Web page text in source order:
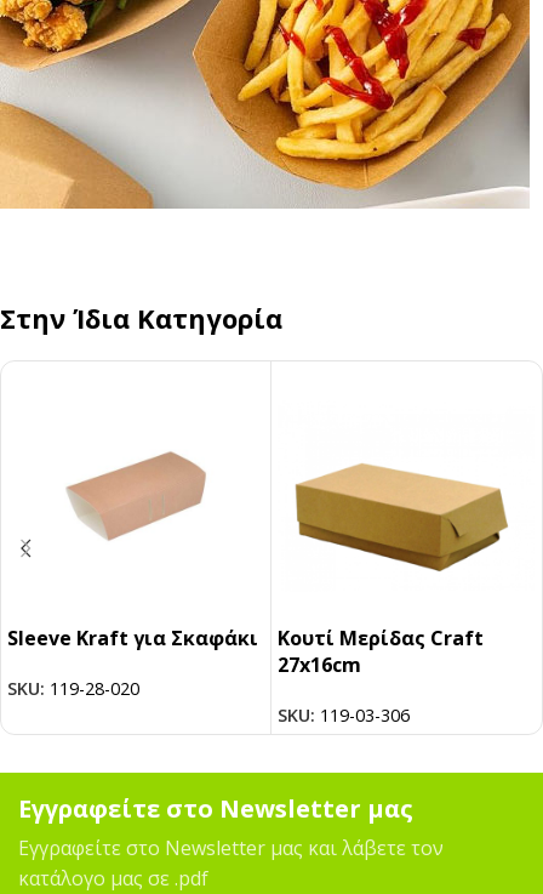
Στην Ίδια Κατηγορία
Sleeve Kraft για Σκαφάκι
SKU: 119-28-020
Κουτί Μερίδας Craft
27x16cm
SKU: 119-03-306
Εγγραφείτε στο Newsletter μας
Εγγραφείτε στο Newsletter μας και λάβετε τον
κατάλογο μας σε .pdf